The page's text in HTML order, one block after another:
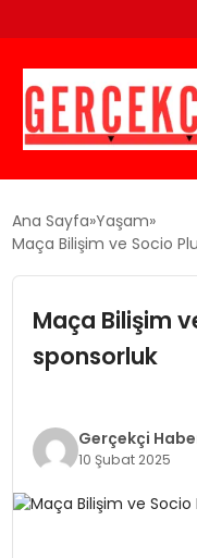
GÜNCEL
EĞITIM
EKONOMI
SAĞLIK
Ana Sayfa Yaşam
Maça Bilişim ve Socio
Maça Bilişim
sponsorluk
Gerçekçi
10 Şubat 2025